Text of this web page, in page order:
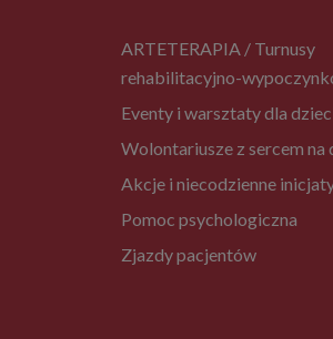
ARTETERAPIA / Turnusy
rehabilitacyjno-
Eventy i warsztaty dla
Wolontariusze z sercem na
Akcje i niecodzienne
Pomoc psychologiczna
Zjazdy pacjentów